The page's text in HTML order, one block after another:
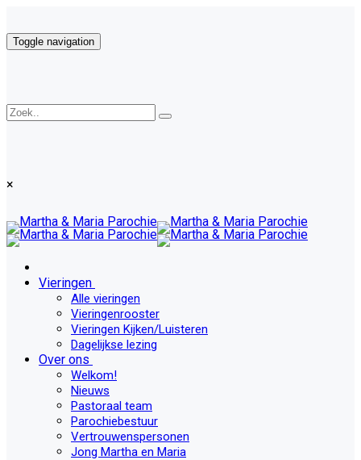
Toggle navigation
×
Vieringen
Alle vieringen
Vieringenrooster
Vieringen Kijken/Luisteren
Dagelijkse lezing
Over ons
Welkom!
Nieuws
Pastoraal team
Parochiebestuur
Vertrouwenspersonen
Jong Martha en Maria